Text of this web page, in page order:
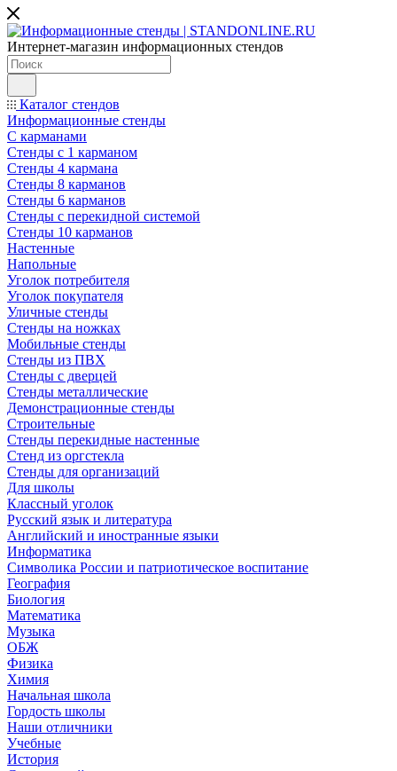
Интернет-магазин информационных стендов
Каталог стендов
Информационные стенды
С карманами
Стенды с 1 карманом
Стенды 4 кармана
Стенды 8 карманов
Стенды 6 карманов
Стенды с перекидной системой
Стенды 10 карманов
Настенные
Напольные
Уголок потребителя
Уголок покупателя
Уличные стенды
Стенды на ножках
Мобильные стенды
Стенды из ПВХ
Стенды с дверцей
Стенды металлические
Демонстрационные стенды
Строительные
Стенды перекидные настенные
Стенд из оргстекла
Стенды для организаций
Для школы
Классный уголок
Русский язык и литература
Английский и иностранные языки
Информатика
Символика России и патриотическое воспитание
География
Биология
Математика
Музыка
ОБЖ
Физика
Химия
Начальная школа
Гордость школы
Наши отличники
Учебные
История